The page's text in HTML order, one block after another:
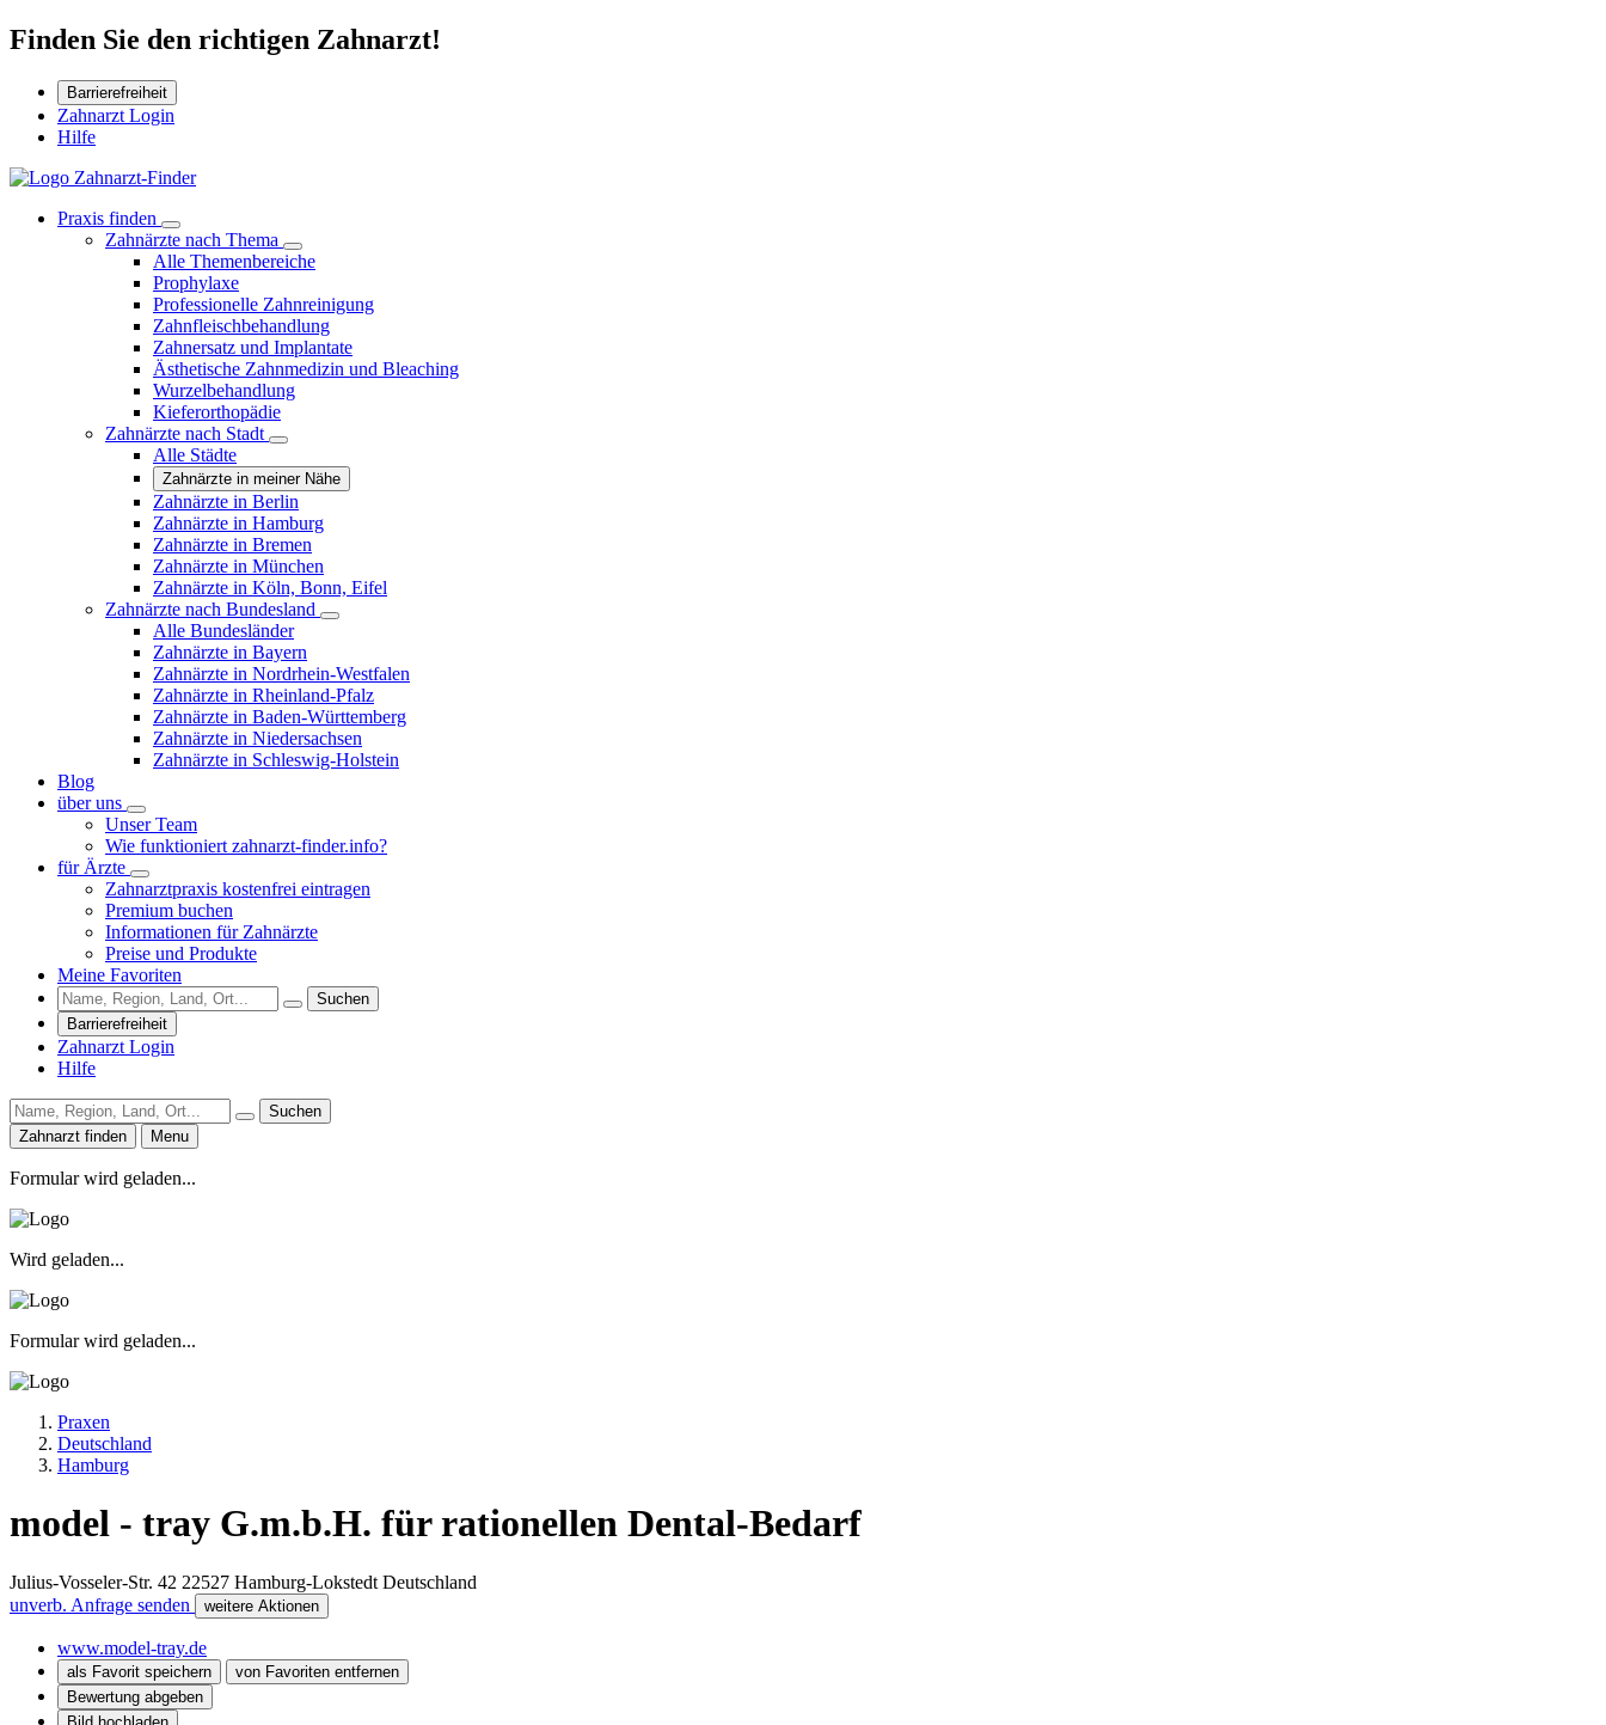
Finden Sie den richtigen Zahnarzt!
Barrierefreiheit
Zahnarzt Login
Hilfe
Praxis finden
Zahnärzte nach Thema
Alle Themenbereiche
Prophylaxe
Professionelle Zahnreinigung
Zahnfleischbehandlung
Zahnersatz und Implantate
Ästhetische Zahnmedizin und Bleaching
Wurzelbehandlung
Kieferorthopädie
Zahnärzte nach Stadt
Alle Städte
Zahnärzte in meiner Nähe
Zahnärzte in Berlin
Zahnärzte in Hamburg
Zahnärzte in Bremen
Zahnärzte in München
Zahnärzte in Köln, Bonn, Eifel
Zahnärzte nach Bundesland
Alle Bundesländer
Zahnärzte in Bayern
Zahnärzte in Nordrhein-Westfalen
Zahnärzte in Rheinland-Pfalz
Zahnärzte in Baden-Württemberg
Zahnärzte in Niedersachsen
Zahnärzte in Schleswig-Holstein
Blog
über uns
Unser Team
Wie funktioniert zahnarzt-finder.info?
für Ärzte
Zahnarztpraxis kostenfrei eintragen
Premium buchen
Informationen für Zahnärzte
Preise und Produkte
Meine Favoriten
Suchen
Barrierefreiheit
Zahnarzt Login
Hilfe
Suchen
Zahnarzt finden
Menu
Formular wird geladen...
Wird geladen...
Formular wird geladen...
Praxen
Deutschland
Hamburg
model - tray G.m.b.H. für rationellen Dental-Bedarf
Julius-Vosseler-Str. 42 22527 Hamburg-Lokstedt Deutschland
unverb. Anfrage senden
weitere Aktionen
www.model-tray.de
als Favorit speichern
von Favoriten entfernen
Bewertung abgeben